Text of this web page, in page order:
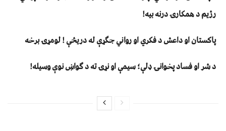
رژیم د همکارۍ درنه بیه!
پاکستان او داعش د فکري او رواني جګړې له دریڅې ! لومړۍ برخه
د شر او فساد پخوانۍ ډلې؛ سیمې او نړۍ ته د ګواښ نوې وسیله!